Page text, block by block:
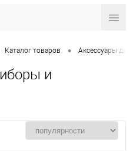
Каталог товаров • Аксессуары
и